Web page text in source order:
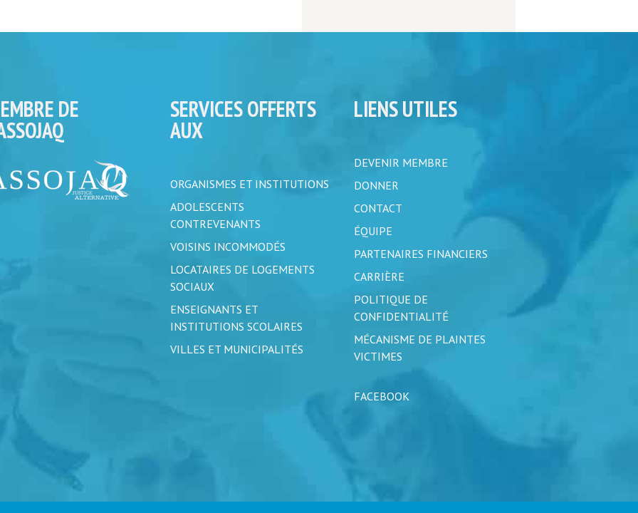
DE SERVICES OFFERTS
AUX
ORGANISMES ET INSTITUTIONS
ADOLESCENTS
CONTREVENANTS
VOISINS INCOMMODÉS
LOCATAIRES DE LOGEMENTS
SOCIAUX
ENSEIGNANTS ET
INSTITUTIONS SCOLAIRES
VILLES ET MUNICIPALITÉS
LIENS UTILES
DEVENIR MEMBRE
DONNER
CONTACT
ÉQUIPE
PARTENAIRES FINANCIERS
CARRIÈRE
POLITIQUE DE
CONFIDENTIALITÉ
MÉCANISME DE PLAINTES
VICTIMES
FACEBOOK